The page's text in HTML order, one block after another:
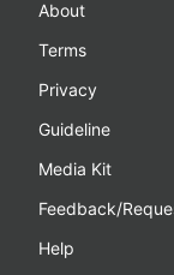
About
Terms
Privacy
Guideline
Media Kit
Feedback/
Help